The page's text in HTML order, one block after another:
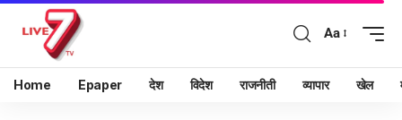
Aa
Home Epaper देश विदेश राजनीती व्यापार खेल